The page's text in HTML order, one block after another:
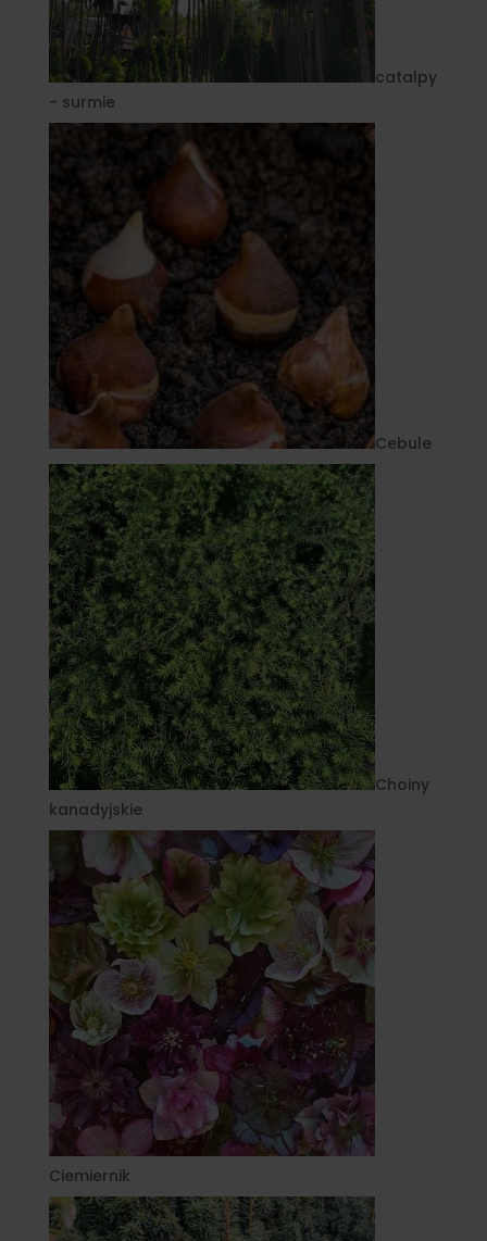
catalpy
- surmie
Cebule
Choiny
kanadyjskie
Ciemiernik